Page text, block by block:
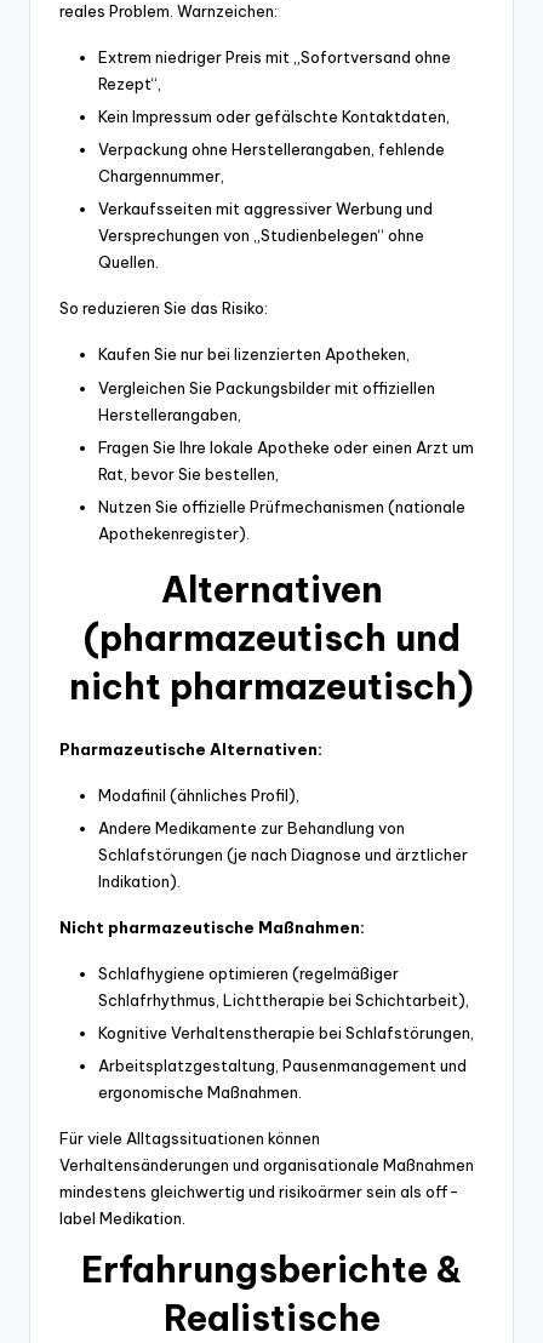
reales Problem. Warnzeichen:
Extrem niedriger Preis mit „Sofortversand ohne
Rezept“,
Kein Impressum oder gefälschte Kontaktdaten,
Verpackung ohne Herstellerangaben, fehlende
Chargennummer,
Verkaufsseiten mit aggressiver Werbung und
Versprechungen von „Studienbelegen“ ohne
Quellen.
So reduzieren Sie das Risiko:
Kaufen Sie nur bei lizenzierten Apotheken,
Vergleichen Sie Packungsbilder mit offiziellen
Herstellerangaben,
Fragen Sie Ihre lokale Apotheke oder einen Arzt um
Rat, bevor Sie bestellen,
Nutzen Sie offizielle Prüfmechanismen (nationale
Apothekenregister).
Alternativen
(pharmazeutisch und
nicht pharmazeutisch)
Pharmazeutische Alternativen:
Modafinil (ähnliches Profil),
Andere Medikamente zur Behandlung von
Schlafstörungen (je nach Diagnose und ärztlicher
Indikation).
Nicht pharmazeutische Maßnahmen:
Schlafhygiene optimieren (regelmäßiger
Schlafrhythmus, Lichttherapie bei Schichtarbeit),
Kognitive Verhaltenstherapie bei Schlafstörungen,
Arbeitsplatzgestaltung, Pausenmanagement und
ergonomische Maßnahmen.
Für viele Alltagssituationen können
Verhaltensänderungen und organisationale Maßnahmen
mindestens gleichwertig und risikoärmer sein als off-
label Medikation.
Erfahrungsberichte &
Realistische